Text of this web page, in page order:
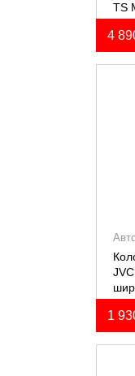
TS
4
1